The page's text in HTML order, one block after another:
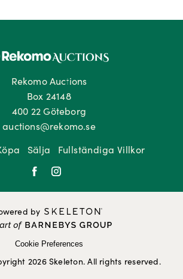
Rekomo Auctions
Box 24148
400 22 Göteborg
auctions@rekomo.se
Sälja Fullständiga Villkor
by
Cookie Preferences
2026 Skeleton. All rights reserved.